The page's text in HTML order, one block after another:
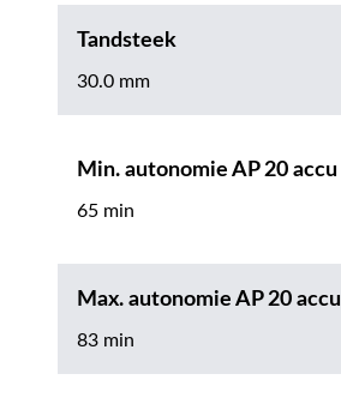
Tandsteek
30.0 mm
Min. autonomie AP 20 accu
65 min
Max. autonomie AP 20 accu
83 min